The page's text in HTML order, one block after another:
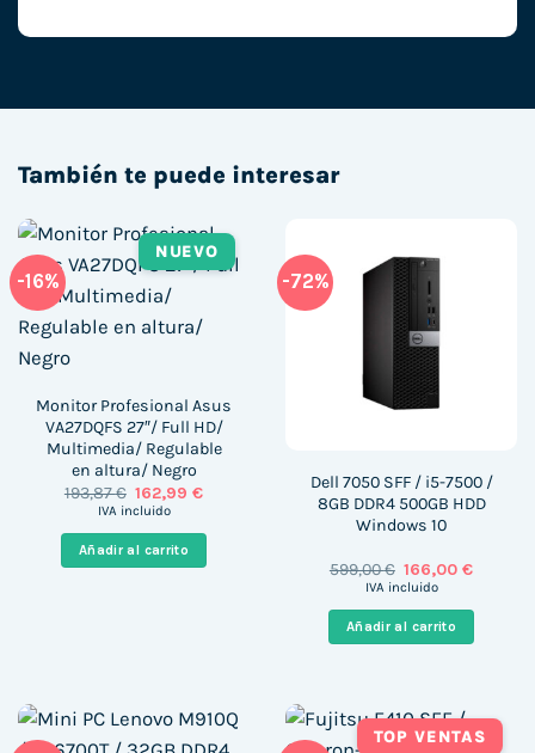
También te puede interesar
-16%
NUEVO
Monitor Profesional Asus
VA27DQFS 27″/ Full HD/
Multimedia/ Regulable
en altura/ Negro
193,87€ El
precio
era:
193,87 €.
162,99€El
es:
IVA incluido
Añadir al carrito
-72%
Dell 7050 SFF / i5-7500 /
8GB DDR4 500GB HDD
Windows 10
599,00€ El
precio
era:
599,00 €.
166,00€El
es:
IVA incluido
Añadir al carrito
TOP VENTAS